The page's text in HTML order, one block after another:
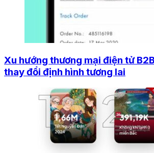
Xu hướng thương mại điện tử
thay đổi định hình tương lai